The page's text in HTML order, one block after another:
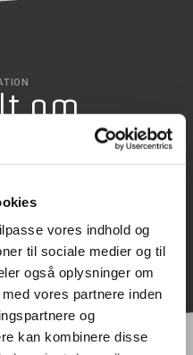
vores indhold og
til sociale medier og til
også oplysninger om
vores partnere inden
og
kan kombinere disse
om